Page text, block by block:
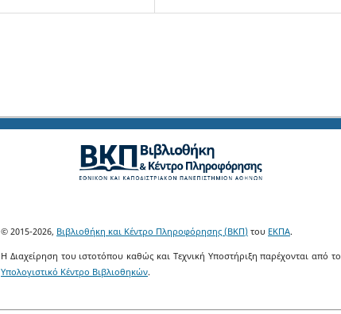
© 2015-2026, Βιβλιοθήκη και Κέντρο Πληροφόρησης (ΒΚΠ) του ΕΚΠΑ.
Η Διαχείρηση του ιστοτόπου καθώς και Τεχνική Υποστήριξη παρέχονται από το
Υπολογιστικό Κέντρο Βιβλιοθηκών.